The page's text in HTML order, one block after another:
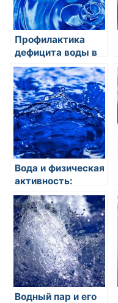
Профилактика
дефицита воды в
организме: как
питье воды может
помочь избежать
дегидратации?
Вода и физическая
активность:
влияние питья на
тренировки и
восстановление
Водный пар и его